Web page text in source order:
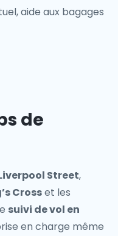
aide aux bagages
de
Street,
Crosset les
suivi de vol en
en charge même